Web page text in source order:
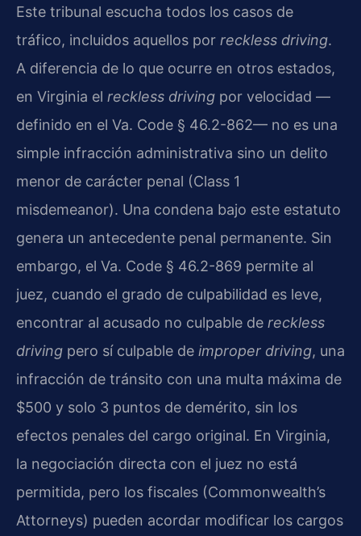
Este tribunal escucha todos los casos de
tráfico, incluidos aquellos por reckless driving.
A diferencia de lo que ocurre en otros estados,
en Virginia el reckless driving por velocidad —
definido en el Va. Code § 46.2-862— no es una
simple infracción administrativa sino un delito
menor de carácter penal (Class 1
misdemeanor). Una condena bajo este estatuto
genera un antecedente penal permanente. Sin
embargo, el Va. Code § 46.2-869 permite al
juez, cuando el grado de culpabilidad es leve,
encontrar al acusado no culpable de reckless
driving pero sí culpable de improper driving, una
infracción de tránsito con una multa máxima de
$500 y solo 3 puntos de demérito, sin los
efectos penales del cargo original. En Virginia,
la negociación directa con el juez no está
permitida, pero los fiscales (Commonwealth’s
Attorneys) pueden acordar modificar los cargos